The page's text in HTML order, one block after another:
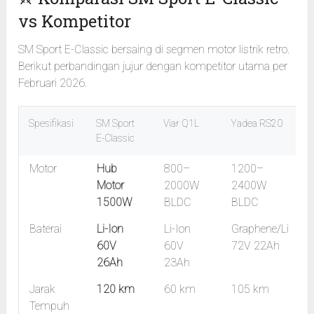
vs Kompetitor
SM Sport E-Classic bersaing di segmen motor listrik retro.
Berikut perbandingan jujur dengan kompetitor utama per
Februari 2026.
Spesifikasi
SM Sport
E-Classic
Viar Q1L Yadea RS20
Motor
Hub
Motor
1500W
800–
2000W
BLDC
1200–
2400W
BLDC
Baterai
Li-Ion
60V
26Ah
Li-Ion
60V
23Ah
Graphene/Li
72V 22Ah
Jarak
Tempuh
120 km 60 km 105 km